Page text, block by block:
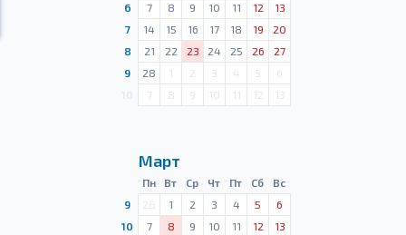
6
7 8 9 10 11 12
13
7
14 15 16 17 18 19
20
8
21 22 23 24 25 26
27
9
28 1 2 3 4 5
6
7 8 9 10 11 12 13
Март
Пн Вт Ср Чт Пт Сб
Вс
9
28 1 2 3 4 5
6
10
7 8 9 10 11 12
13